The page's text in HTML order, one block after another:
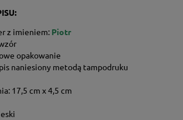
z imieniem: Piotr
opakowanie
naniesiony metodą tampodruku
17,5 cm x 4,5 cm